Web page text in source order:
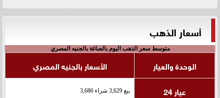
أسعار الذهب
متوسط سعر الذهب اليوم بالصاغة بالجنيه المصري
الوحدة والعيار
الأسعار بالجنيه المصري
عيار 24
بيع 3,629 شراء 3,686